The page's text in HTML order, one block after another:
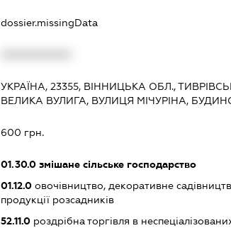
dossier.missingData
УКРАЇНА, 23355, ВІННИЦЬКА ОБЛ.,
ВЕЛИКА ВУЛИГА, ВУЛИЦЯ МІЧУРІНА,
600 грн.
01.30.0змішане сільське господарство
01.12.0овочівництво, декоративне
продукції розсадників
52.11.0роздрібна торгівля в